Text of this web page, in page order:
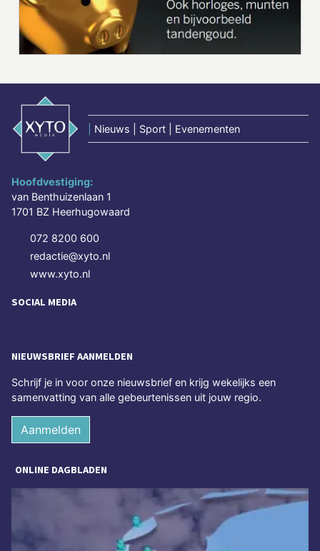
Nieuws | Sport | Evenementen
Hoofdvestiging:
van Benthuizenlaan 1
1701 BZ Heerhugowaard
072 8200 600
redactie@xyto.nl
www.xyto.nl
SOCIAL MEDIA
NIEUWSBRIEF AANMELDEN
Schrijf je in voor onze nieuwsbrief en krijg wekelijks een
samenvatting van alle gebeurtenissen uit jouw regio.
Aanmelden
ONLINE DAGBLADEN